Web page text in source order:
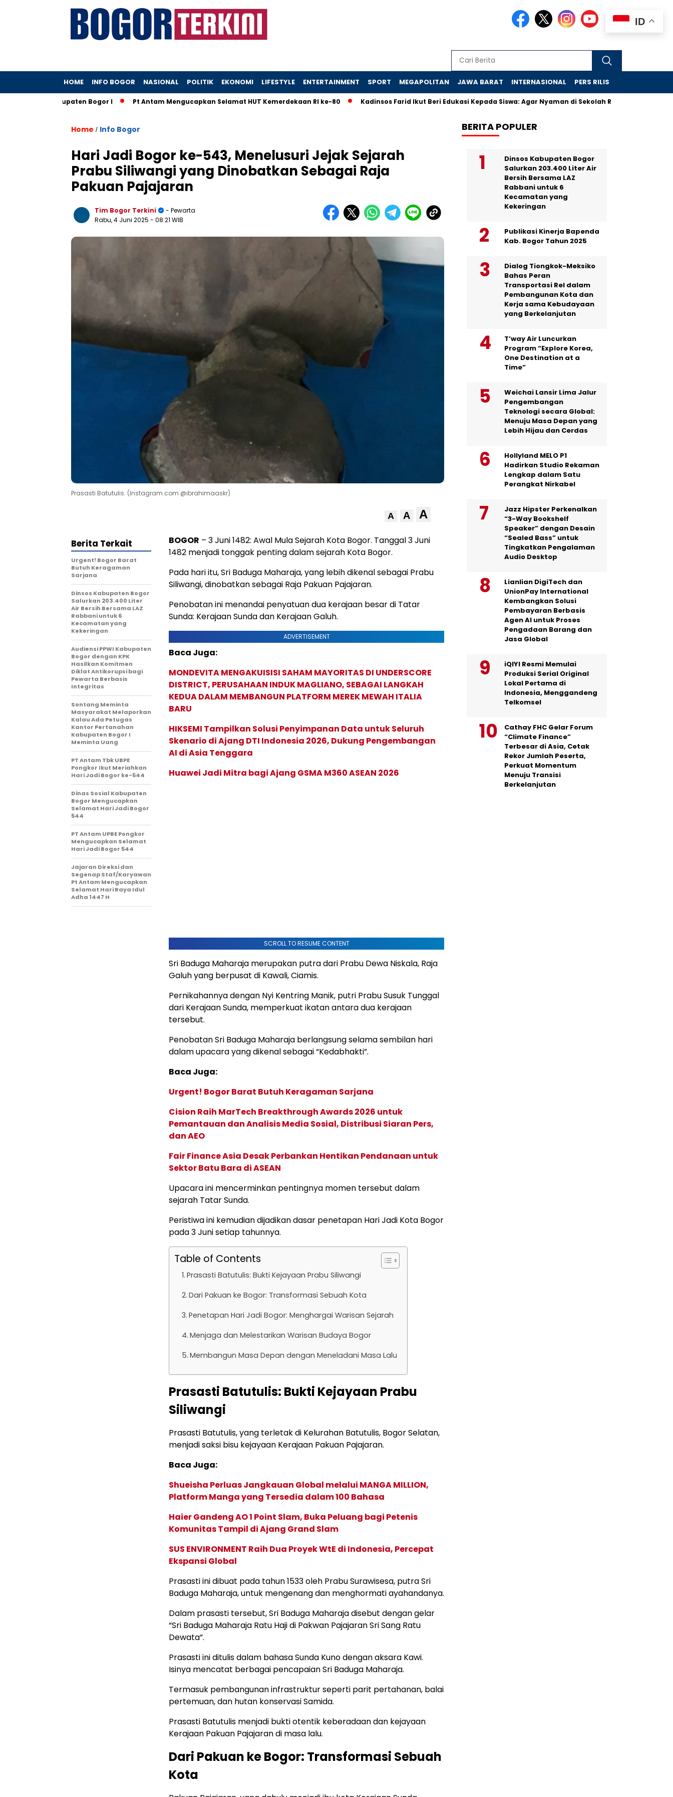
HOME INFO BOGOR NASIONAL POLITIK EKONOMI LIFESTYLE ENTERTAINMENT SPORT MEGAPOLITAN JAWA BARAT INTERNASIONAL PERS RILIS
Kabupaten Bogor I Pt Antam Mengucapkan Selamat HUT Kemerdekaan RI ke-80 Kadinsos Farid Ikut Beri Edukasi Kepada Siswa: Agar Nyaman di Sekolah Rakyat
Home / Info Bogor
Hari Jadi Bogor ke-543, Menelusuri Jejak Sejarah
Prabu Siliwangi yang Dinobatkan Sebagai Raja
Pakuan Pajajaran
Tim Bogor Terkini
- Pewarta
Rabu, 4 Juni 2025 - 08:21 WIB
Prasasti Batutulis. (Instagram.com @ibrahimaaskr)
A A A
BOGOR – 3 Juni 1482: Awal Mula Sejarah Kota Bogor. Tanggal 3 Juni
1482 menjadi tonggak penting dalam sejarah Kota Bogor.
Pada hari itu, Sri Baduga Maharaja, yang lebih dikenal sebagai Prabu
Siliwangi, dinobatkan sebagai Raja Pakuan Pajajaran.
Penobatan ini menandai penyatuan dua kerajaan besar di Tatar
Sunda: Kerajaan Sunda dan Kerajaan Galuh.
ADVERTISEMENT
Baca Juga:
MONDEVITA MENGAKUISISI SAHAM MAYORITAS DI UNDERSCORE
DISTRICT, PERUSAHAAN INDUK MAGLIANO, SEBAGAI LANGKAH
KEDUA DALAM MEMBANGUN PLATFORM MEREK MEWAH ITALIA
BARU
HIKSEMI Tampilkan Solusi Penyimpanan Data untuk Seluruh
Skenario di Ajang DTI Indonesia 2026, Dukung Pengembangan
AI di Asia Tenggara
Huawei Jadi Mitra bagi Ajang GSMA M360 ASEAN 2026
SCROLL TO RESUME CONTENT
Sri Baduga Maharaja merupakan putra dari Prabu Dewa Niskala, Raja
Galuh yang berpusat di Kawali, Ciamis.
Pernikahannya dengan Nyi Kentring Manik, putri Prabu Susuk Tunggal
dari Kerajaan Sunda, memperkuat ikatan antara dua kerajaan
tersebut.
Penobatan Sri Baduga Maharaja berlangsung selama sembilan hari
dalam upacara yang dikenal sebagai “Kedabhakti”.
Baca Juga:
Urgent! Bogor Barat Butuh Keragaman Sarjana
Cision Raih MarTech Breakthrough Awards 2026 untuk
Pemantauan dan Analisis Media Sosial, Distribusi Siaran Pers,
dan AEO
Fair Finance Asia Desak Perbankan Hentikan Pendanaan untuk
Sektor Batu Bara di ASEAN
Upacara ini mencerminkan pentingnya momen tersebut dalam
sejarah Tatar Sunda.
Peristiwa ini kemudian dijadikan dasar penetapan Hari Jadi Kota Bogor
pada 3 Juni setiap tahunnya.
Table of Contents
Prasasti Batutulis: Bukti Kejayaan Prabu Siliwangi
Dari Pakuan ke Bogor: Transformasi Sebuah Kota
Penetapan Hari Jadi Bogor: Menghargai Warisan Sejarah
Menjaga dan Melestarikan Warisan Budaya Bogor
Membangun Masa Depan dengan Meneladani Masa Lalu
Prasasti Batutulis: Bukti Kejayaan Prabu
Siliwangi
Prasasti Batutulis, yang terletak di Kelurahan Batutulis, Bogor Selatan,
menjadi saksi bisu kejayaan Kerajaan Pakuan Pajajaran.
Baca Juga:
Shueisha Perluas Jangkauan Global melalui MANGA MILLION,
Platform Manga yang Tersedia dalam 100 Bahasa
Haier Gandeng AO 1 Point Slam, Buka Peluang bagi Petenis
Komunitas Tampil di Ajang Grand Slam
SUS ENVIRONMENT Raih Dua Proyek WtE di Indonesia, Percepat
Ekspansi Global
Prasasti ini dibuat pada tahun 1533 oleh Prabu Surawisesa, putra Sri
Baduga Maharaja, untuk mengenang dan menghormati ayahandanya.
Dalam prasasti tersebut, Sri Baduga Maharaja disebut dengan gelar
“Sri Baduga Maharaja Ratu Haji di Pakwan Pajajaran Sri Sang Ratu
Dewata”.
Prasasti ini ditulis dalam bahasa Sunda Kuno dengan aksara Kawi.
Isinya mencatat berbagai pencapaian Sri Baduga Maharaja.
Termasuk pembangunan infrastruktur seperti parit pertahanan, balai
pertemuan, dan hutan konservasi Samida.
Prasasti Batutulis menjadi bukti otentik keberadaan dan kejayaan
Kerajaan Pakuan Pajajaran di masa lalu.
Dari Pakuan ke Bogor: Transformasi Sebuah
Kota
Berita Terkait
Urgent! Bogor Barat
Butuh Keragaman
Sarjana
Dinsos Kabupaten Bogor
Salurkan 203.400 Liter
Air Bersih Bersama LAZ
Rabbani untuk 6
Kecamatan yang
Kekeringan
Audiensi PPWI Kabupaten
Bogor dengan KPK
Hasilkan Komitmen
Diklat Antikorupsi bagi
Pewarta Berbasis
Integritas
Sontang Meminta
Masyarakat Melaporkan
Kalau Ada Petugas
Kantor Pertanahan
Kabupaten Bogor I
Meminta Uang
PT Antam Tbk UBPE
Pongkor Ikut Meriahkan
Hari Jadi Bogor ke-544
Dinas Sosial Kabupaten
Bogor Mengucapkan
Selamat Hari Jadi Bogor
544
PT Antam UPBE Pongkor
Mengucapkan Selamat
Hari Jadi Bogor 544
Jajaran Direksi dan
Segenap Staf/Karyawan
Pt Antam Mengucapkan
Selamat Hari Raya Idul
Adha 1447 H
BERITA POPULER
Dinsos Kabupaten Bogor
Salurkan 203.400 Liter Air
Bersih Bersama LAZ
Rabbani untuk 6
Kecamatan yang
Kekeringan
Publikasi Kinerja Bapenda
Kab. Bogor Tahun 2025
Dialog Tiongkok-Meksiko
Bahas Peran
Transportasi Rel dalam
Pembangunan Kota dan
Kerja sama Kebudayaan
yang Berkelanjutan
T’way Air Luncurkan
Program “Explore Korea,
One Destination at a
Time”
Weichai Lansir Lima Jalur
Pengembangan
Teknologi secara Global:
Menuju Masa Depan yang
Lebih Hijau dan Cerdas
Hollyland MELO P1
Hadirkan Studio Rekaman
Lengkap dalam Satu
Perangkat Nirkabel
Jazz Hipster Perkenalkan
“3-Way Bookshelf
Speaker” dengan Desain
“Sealed Bass” untuk
Tingkatkan Pengalaman
Audio Desktop
Lianlian DigiTech dan
UnionPay International
Kembangkan Solusi
Pembayaran Berbasis
Agen AI untuk Proses
Pengadaan Barang dan
Jasa Global
iQIYI Resmi Memulai
Produksi Serial Original
Lokal Pertama di
Indonesia, Menggandeng
Telkomsel
Cathay FHC Gelar Forum
“Climate Finance”
Terbesar di Asia, Cetak
Rekor Jumlah Peserta,
Perkuat Momentum
Menuju Transisi
Berkelanjutan
ID